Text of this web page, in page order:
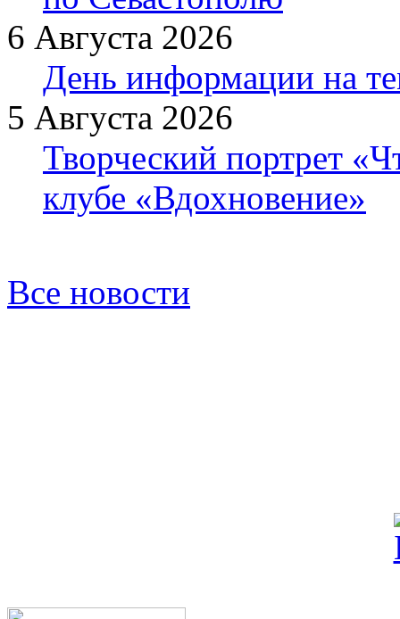
6 Августа 2026
День информации на
5 Августа 2026
Творческий портрет
клубе «Вдохновение»
Все новости